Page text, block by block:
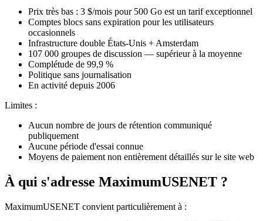
Prix très bas : 3 $/mois pour 500 Go est un tarif exceptionnel
Comptes blocs sans expiration pour les utilisateurs
occasionnels
Infrastructure double États-Unis + Amsterdam
107 000 groupes de discussion — supérieur à la moyenne
Complétude de 99,9 %
Politique sans journalisation
En activité depuis 2006
Limites :
Aucun nombre de jours de rétention communiqué
publiquement
Aucune période d'essai connue
Moyens de paiement non entièrement détaillés sur le site web
À qui s'adresse MaximumUSENET ?
MaximumUSENET convient particulièrement à :